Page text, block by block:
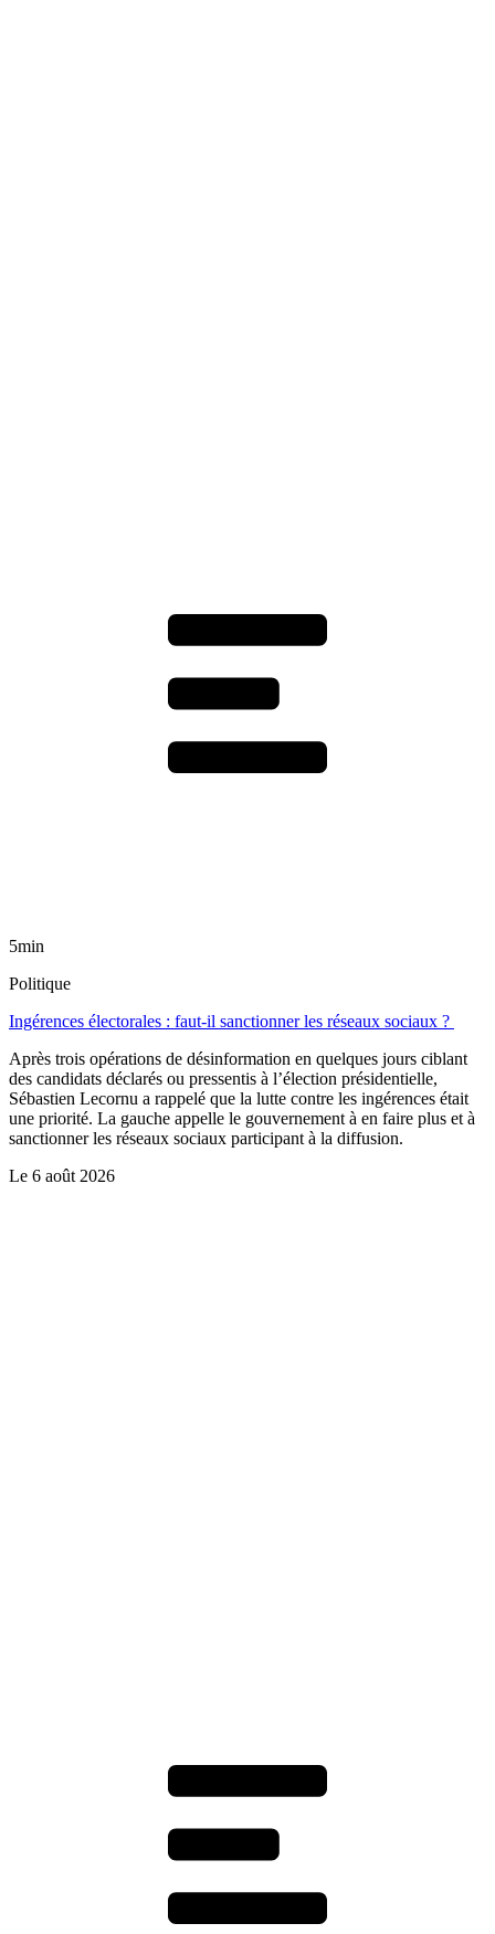
5min
Politique
Ingérences électorales : faut-il sanctionner les réseaux sociaux ?
Après trois opérations de désinformation en quelques jours ciblant
des candidats déclarés ou pressentis à l’élection présidentielle,
Sébastien Lecornu a rappelé que la lutte contre les ingérences était
une priorité. La gauche appelle le gouvernement à en faire plus et à
sanctionner les réseaux sociaux participant à la diffusion.
Le 6 août 2026